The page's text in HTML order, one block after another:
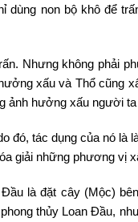
non bộ khô để
Nhưng không phải
xấu và Thổ cũng
hưởng xấu người ta
đó, tác dụng của nó là
giải những phương vị
là đặt cây (Mộc)
thủy Loan Đầu,